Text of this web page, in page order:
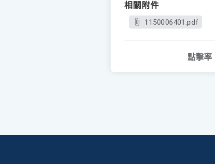
相關附件
1150006401.pdf
點擊率